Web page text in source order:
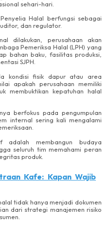
sehari-hari.
Halal berfungsi sebagai
dan regulator.
dilakukan, perusahaan akan
Pemeriksa Halal (LPH) yang
bahan baku, fasilitas produksi,
SJPH.
kondisi fisik dapur atau area
apakah perusahaan memiliki
membuktikan kepatuhan halal
berfokus pada pengumpulan
internal sering kali mengalami
adalah membangun budaya
seluruh tim memahami peran
produk.
Kafe: Kapan Wajib
tidak hanya menjadi dokumen
dari strategi manajemen risiko